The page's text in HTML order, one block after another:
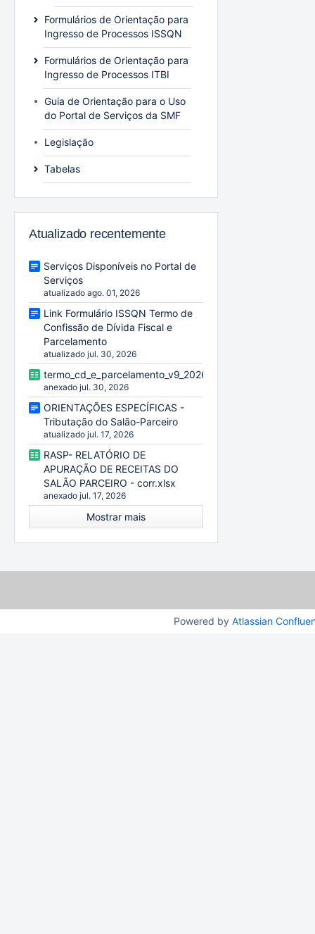
Formulários de Orientação para
Ingresso de Processos ISSQN
Formulários de Orientação para
Ingresso de Processos ITBI
Guia de Orientação para o Uso
do Portal de Serviços da SMF
Legislação
Tabelas
Atualizado recentemente
Serviços Disponíveis no Portal de
Serviços
atualizado ago. 01, 2026
Link Formulário ISSQN Termo de
Confissão de Dívida Fiscal e
Parcelamento
atualizado jul. 30, 2026
termo_cd_e_parcelamento_v9_20260729.xlsx
anexado jul. 30, 2026
ORIENTAÇÕES ESPECÍFICAS -
Tributação do Salão-Parceiro
atualizado jul. 17, 2026
RASP- RELATÓRIO DE
APURAÇÃO DE RECEITAS DO
SALÃO PARCEIRO - corr.xlsx
anexado jul. 17, 2026
Mostrar mais
Powered by Atlassian